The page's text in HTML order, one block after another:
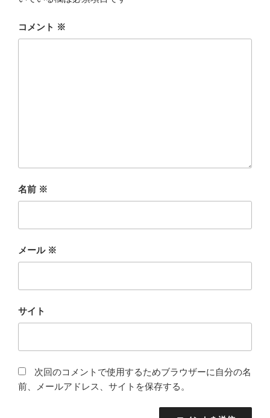
コメント ※
名前 ※
メール ※
サイト
次回のコメントで使用するためブラウザーに自分の名
前、メールアドレス、サイトを保存する。